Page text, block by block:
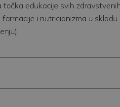
točka edukacije svih
farmacije i nutricionizma u